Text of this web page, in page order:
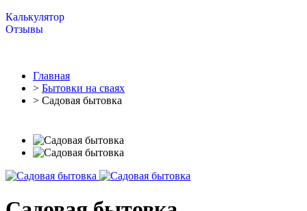
Калькулятор
Отзывы
Главная
> Бытовки на сваях
> Садовая бытовка